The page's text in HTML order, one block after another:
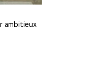
ambitieux